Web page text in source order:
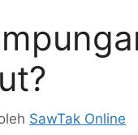
SawTak Online